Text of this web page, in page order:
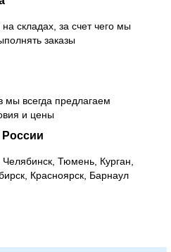
складах, за счет чего мы
заказы
мы всегда предлагаем
и цены
России
Тюмень, Курган,
Красноярск, Барнаул